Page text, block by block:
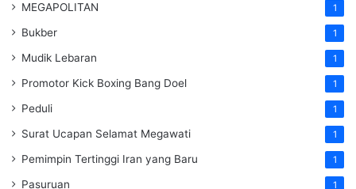
MEGAPOLITAN 1
Bukber 1
Mudik Lebaran 1
Promotor Kick Boxing Bang Doel 1
Peduli 1
Surat Ucapan Selamat Megawati 1
Pemimpin Tertinggi Iran yang Baru 1
Pasuruan 1